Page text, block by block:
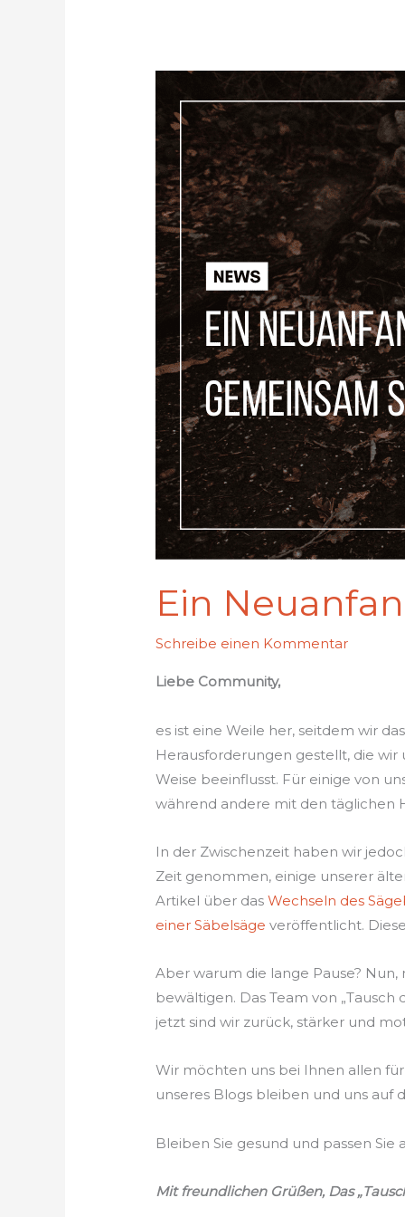
Ein
Schreibe einen Kommentar
Liebe Community,
es ist eine Weile her, seitdem wir
Herausforderungen gestellt, die
Weise beeinflusst. Für einige von
während andere mit den täglichen
In der Zwischenzeit haben wir
Zeit genommen, einige unserer
Artikel über dasWechseln des
einer Säbelsäge veröffentlicht.
Aber warum die lange Pause?
bewältigen. Das Team von
jetzt sind wir zurück, stärker und
Wir möchten uns bei Ihnen allen
unseres Blogs bleiben und uns auf
Bleiben Sie gesund und passen Sie
Mit freundlichen Grüßen, Das